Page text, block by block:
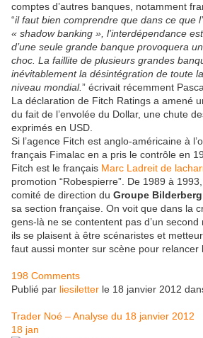
comptes d’autres banques, notamment
“il faut bien comprendre que dans ce que
« shadow banking », l’interdépendance
d’une seule grande banque provoquera
choc. La faillite de plusieurs grandes
inévitablement la désintégration de toute
niveau mondial.” écrivait récemment
La déclaration de Fitch Ratings a amené
du fait de l’envolée du Dollar, une chute
exprimés en USD.
Si l’agence Fitch est anglo-américaine à
français Fimalac en a pris le contrôle en
Fitch est le français Marc Ladreit de
promotion “Robespierre”. De 1989 à
comité de direction du Groupe Bilderberg
sa section française. On voit que dans la
gens-là ne se contentent pas d’un
ils se plaisent à être scénaristes et
faut aussi monter sur scène pour relancer
198 Comments
Publié par liesiletter le 18 janvier 2012
Trader Noé – Analyse du 18 janvier 2012
18 jan